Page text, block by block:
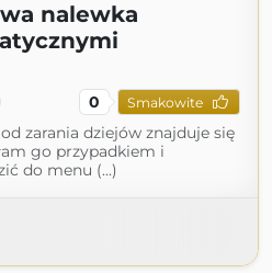
nalewka
0 Smakowite
zarania dziejów znajduje się
go przypadkiem i
do menu (...)